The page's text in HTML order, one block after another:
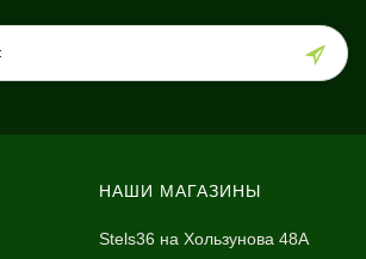
НАШИ МАГАЗИНЫ
Stels36 на Хользунова 48А